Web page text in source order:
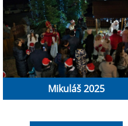
Mikuláš 2025